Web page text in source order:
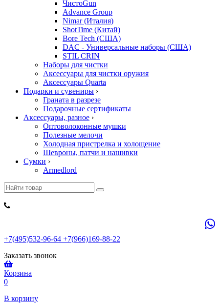
ЧистоGun
Advance Group
Nimar (Италия)
ShotTime (Китай)
Bore Tech (США)
DAC - Универсальные наборы (США)
STIL CRIN
Наборы для чистки
Аксессуары для чистки оружия
Аксессуары Quarta
Подарки и сувениры ›
Граната в разрезе
Подарочные сертификаты
Аксессуары, разное ›
Оптоволоконные мушки
Полезные мелочи
Холодная пристрелка и холощение
Шевроны, патчи и нашивки
Сумки ›
Armedlord
+7(495)532-96-64 +7(966)169-88-22
Заказать звонок
Корзина
0
В корзину